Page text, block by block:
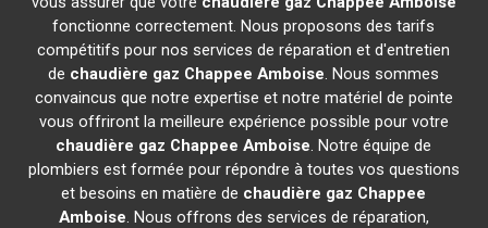
fonctionne correctement. Nous proposons des tarifs
compétitifs pour nos services de réparation et d'entretien
de chaudière gaz Chappee Amboise. Nous sommes
convaincus que notre expertise et notre matériel de pointe
vous offriront la meilleure expérience possible pour votre
chaudière gaz Chappee Amboise. Notre équipe de
plombiers est formée pour répondre à toutes vos questions
et besoins en matière de chaudière gaz Chappee
Amboise. Nous offrons des services de réparation,